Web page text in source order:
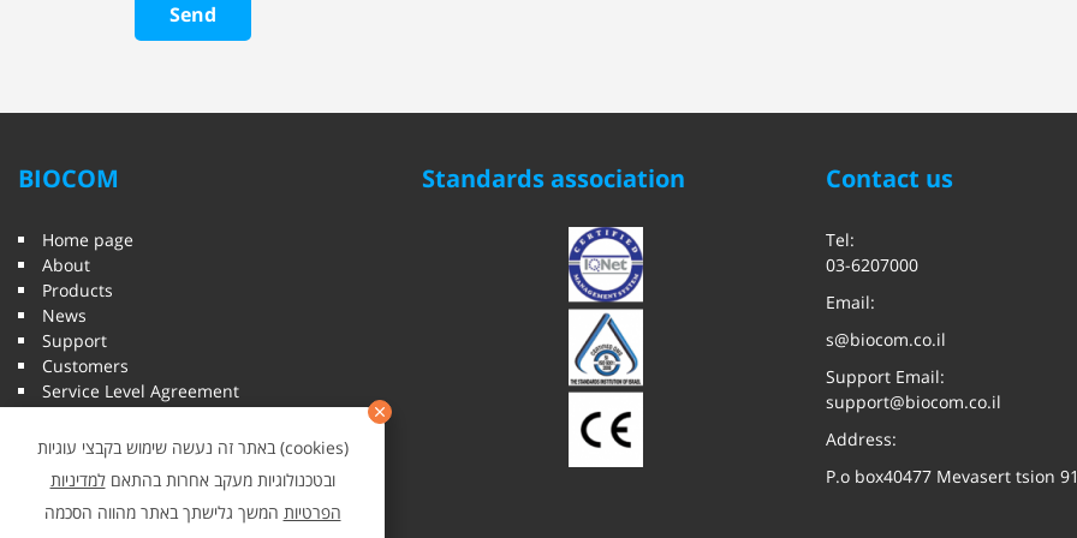
Send
BIOCOM
Home page
About
Products
News
Support
Customers
Service Level Agreement
Questions and Answers
Contact Us
Standards association Contact us
Tel:
03-6207000
Email:
s@biocom.co.il
Support Email:
support@biocom.co.il
Address:
P.o box40477 Mevasert tsion
באתר זה נעשה שימוש בקבצי עוגיות (cookies)
ובטכנולוגיות מעקב אחרות בהתאםלמדיניות
הפרטיות המשך גלישתך באתר מהווה הסכמה